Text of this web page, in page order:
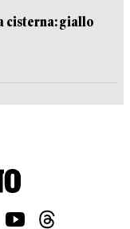
cisterna: giallo